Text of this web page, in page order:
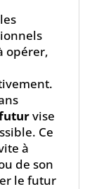
opérer,
vise
Ce
à
de son
le futur